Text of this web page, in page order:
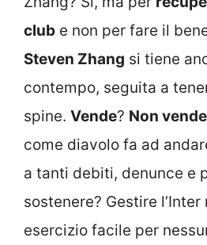
club e non per fare il
Steven Zhang si tiene
contempo, seguita a
spine. Vende? Non vende
come diavolo fa ad
a tanti debiti, denunce e
sostenere? Gestire l’Inter
esercizio facile per